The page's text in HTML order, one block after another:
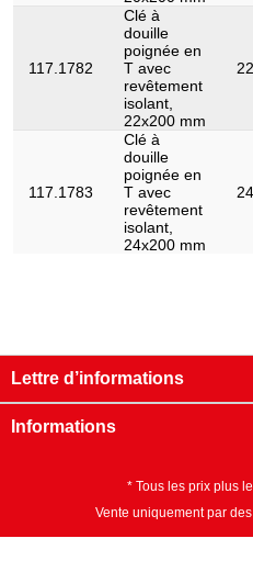
117.1782
Clé à
douille
poignée en
T avec
revêtement
isolant,
22x200 mm
22
117.1783
Clé à
douille
poignée en
T avec
revêtement
isolant,
24x200 mm
24
Lettre d’informations
Informations
* Tous les prix plus
Vente uniquement par